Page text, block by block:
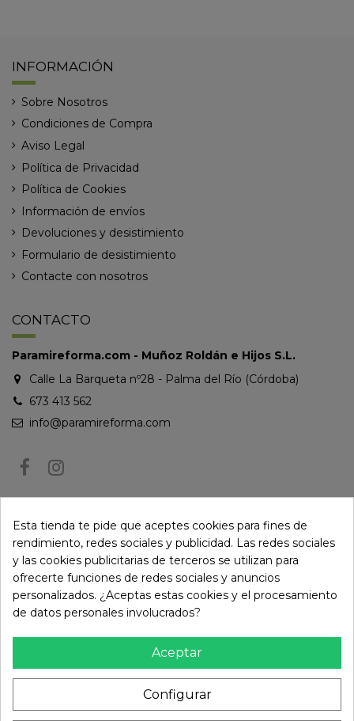
INFORMACIÓN
Sobre Nosotros
Condiciones de Compra
Aviso Legal
Política de Privacidad
Política de Cookies
Información de envíos
Devoluciones y desistimiento
Formulario de desistimiento
Contacte con nosotros
CONTACTO
Paramireforma.com - Muñoz Roldán e Hijos S.L.
Calle La Barqueta nº28 - Palma del Río (Córdoba)
673 413 562
info@paramireforma.com
Puede darse de baja en cualquier momento. Para ello, consulte nuestra
información de contacto en el aviso legal.
Esta tienda te pide que aceptes cookies para fines de
rendimiento, redes sociales y publicidad. Las redes sociales
y las cookies publicitarias de terceros se utilizan para
ofrecerte funciones de redes sociales y anuncios
personalizados. ¿Aceptas estas cookies y el procesamiento
de datos personales involucrados?
Aceptar
Configurar